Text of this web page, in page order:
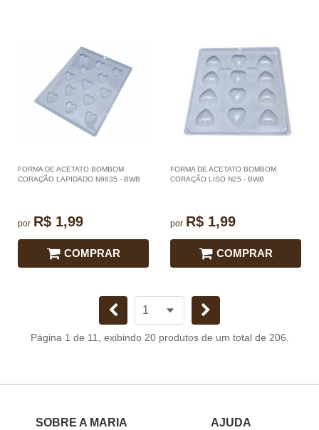
FORMA DE ACETATO BOMBOM
CORAÇÃO LAPIDADO N9835 - BWB
por R$ 1,99
COMPRAR
FORMA DE ACETATO BOMBOM
CORAÇÃO LISO N25 - BWB
por R$ 1,99
COMPRAR
Página 1 de 11, exibindo 20 produtos de um total de 206.
SOBRE A MARIA
AJUDA